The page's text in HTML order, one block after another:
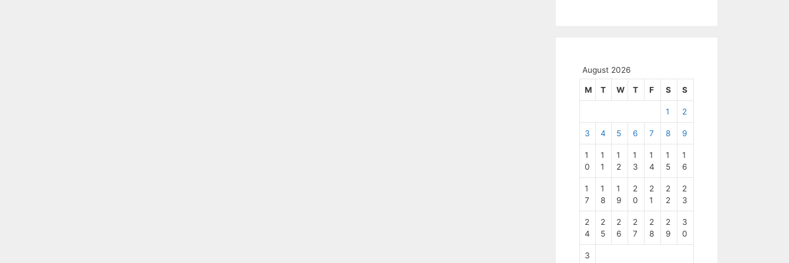
August 2026
M T W T F S S
1 2
3 4 5 6 7 8 9
1
0
1
1
1
2
1
3
1
4
1
5
1
6
1
7
1
8
1
9
2
0
2
1
2
2
2
3
2
4
2
5
2
6
2
7
2
8
2
9
3
0
3